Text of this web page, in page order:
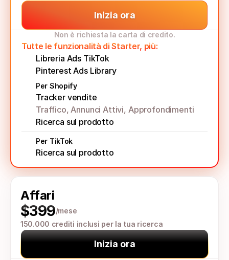
Inizia ora
Non è richiesta la carta di credito.
Tutte le funzionalità di Starter, più:
Libreria Ads TikTok
Pinterest Ads Library
Per Shopify
Tracker vendite
Traffico, Annunci Attivi, Approfondimenti
Ricerca sul prodotto
Per TikTok
Ricerca sul prodotto
Affari
$399/mese
150.000 crediti inclusi per la tua ricerca
Inizia ora